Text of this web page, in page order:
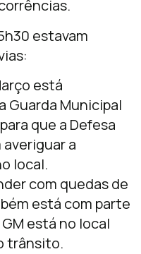
estavam
está
Guarda Municipal
que a Defesa
a
local.
com quedas de
está com parte
está no local
trânsito.